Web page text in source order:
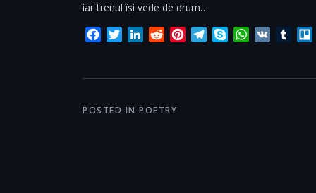
iar trenul își vede de drum…
Facebook
TwitterLinkedInRedditPinterestTelegram
SkypeWhatsApp
VK
POSTED IN POETRY